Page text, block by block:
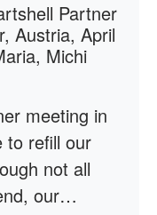
Partner
Austria, April
Michi
meeting in
to refill our
not all
our…